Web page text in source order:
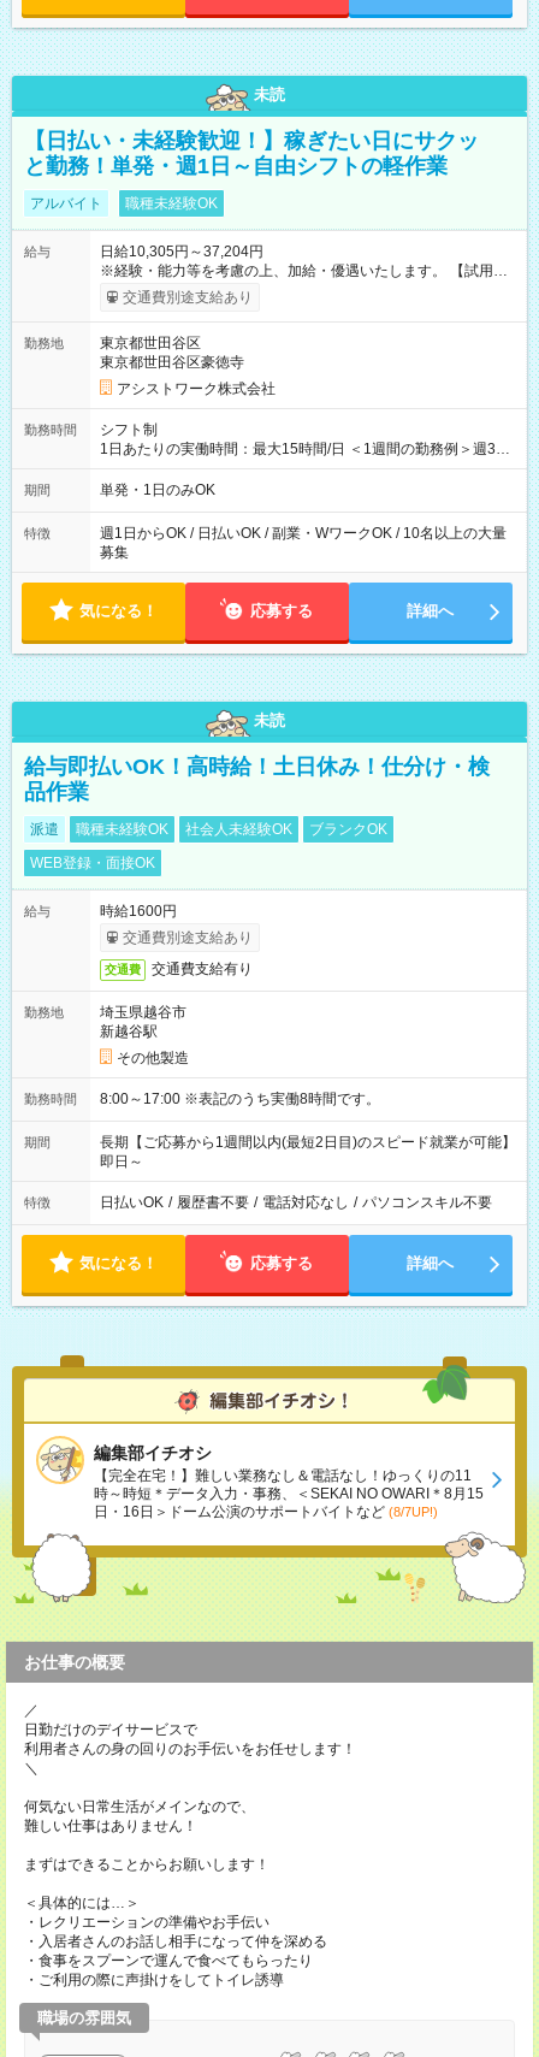
未読
【日払い・未経験歓迎！】稼ぎたい日にサクッ
と勤務！単発・週1日～自由シフトの軽作業
アルバイト 職種未経験OK
給与
日給10,305円～37,204円
※経験・能力等を考慮の上、加給・優遇いたします。 【試用期
間】試用期間なし
交通費別途支給あり
勤務地
東京都世田谷区
東京都世田谷区豪徳寺
アシストワーク株式会社
勤務時間
シフト制
1日あたりの実働時間：最大15時間/日 ＜1週間の勤務例＞週3回
勤務 勤務：月・水・金 休み：火・木・土・日 好きな時にお仕事
可能です！ ※1日あたりの最大実働時間は日勤、夜勤共に勤務し
期間 単発・1日のみOK
特徴
週1日からOK / 日払いOK / 副業・WワークOK / 10名以上の大量
募集
気になる！ 応募する 詳細へ
未読
給与即払いOK！高時給！土日休み！仕分け・検
品作業
派遣 職種未経験OK 社会人未経験OK
ブランクOK
WEB登録・面接OK
給与
時給1600円
交通費別途支給あり
交通費 交通費支給有り
勤務地
埼玉県越谷市
新越谷駅
その他製造
勤務時間 8:00～17:00 ※表記のうち実働8時間です。
期間
長期【ご応募から1週間以内(最短2日目)のスピード就業が可能】
即日～
特徴 日払いOK / 履歴書不要 / 電話対応なし / パソコンスキル不要
気になる！ 応募する 詳細へ
編集部イチオシ
【完全在宅！】難しい業務なし＆電話なし！ゆっくりの11
時～時短＊データ入力・事務、＜SEKAI NO OWARI＊8月15
日・16日＞ドーム公演のサポートバイトなど (8/7UP!)
お仕事の概要
／
日勤だけのデイサービスで
利用者さんの身の回りのお手伝いをお任せします！
＼
何気ない日常生活がメインなので、
難しい仕事はありません！
まずはできることからお願いします！
＜具体的には…＞
・レクリエーションの準備やお手伝い
・入居者さんのお話し相手になって仲を深める
・食事をスプーンで運んで食べてもらったり
・ご利用の際に声掛けをしてトイレ誘導
職場の雰囲気